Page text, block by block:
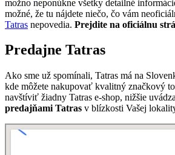
možno neponúkne všetky detailné
možné, že tu nájdete niečo, čo vám
Tatras nepovedia. Prejdite na oficiálnu
Predajne Tatras
Ako sme už spomínali, Tatras má na
kde môžete nakupovať kvalitný značkový
navštíviť žiadny Tatras e-shop, nižšie
predajňami Tatras v blízkosti Vašej